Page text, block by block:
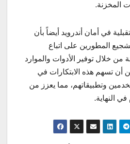
المخزنة.
في أمان أندرويد أيضاً بأن
المطورين على اتباع
خلال توفير الأدوات والموارد
أن تسهم هذه الابتكارات في
وتطبيقاتهم، مما يعزز من
في النهاية.